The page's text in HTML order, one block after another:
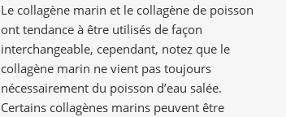
Le collagène marin et le collagène de poisson
ont tendance à être utilisés de façon
interchangeable, cependant, notez que le
collagène marin ne vient pas toujours
nécessairement du poisson d’eau salée.
Certains collagènes marins peuvent être